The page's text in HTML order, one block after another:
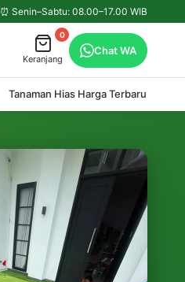
⏰ Senin–Sabtu: 08.00–17.00 WIB
0
Keranjang
Chat WA
Tanaman Hias Harga Terbaru